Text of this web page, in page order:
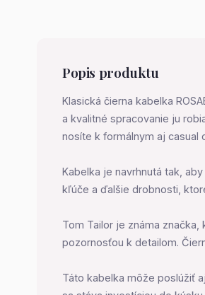
Popis produktu
Klasická čierna kabelka
a kvalitné spracovanie ju
nosíte k formálnym aj casual
Kabelka je navrhnutá tak,
kľúče a ďalšie drobnosti,
Tom Tailor je známa
pozornosťou k detailom.
Táto kabelka môže poslúžiť